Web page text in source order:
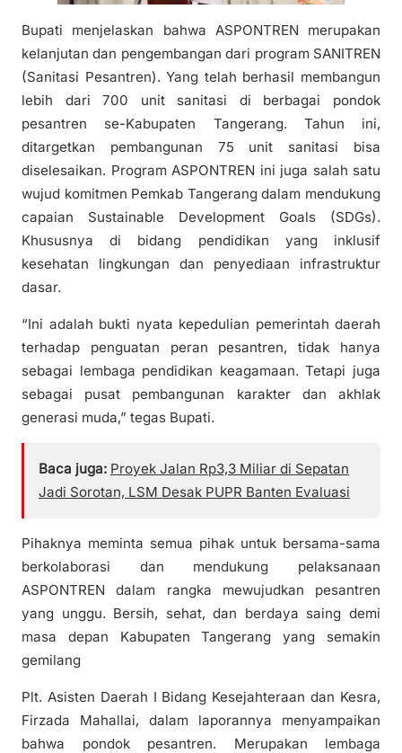
Bupati menjelaskan bahwa ASPONTREN merupakan
kelanjutan dan pengembangan dari program SANITREN
(Sanitasi Pesantren). Yang telah berhasil membangun
lebih dari 700 unit sanitasi di berbagai pondok
pesantren se-Kabupaten Tangerang. Tahun ini,
ditargetkan pembangunan 75 unit sanitasi bisa
diselesaikan. Program ASPONTREN ini juga salah satu
wujud komitmen Pemkab Tangerang dalam mendukung
capaian Sustainable Development Goals (SDGs).
Khususnya di bidang pendidikan yang inklusif
kesehatan lingkungan dan penyediaan infrastruktur
dasar.
“Ini adalah bukti nyata kepedulian pemerintah daerah
terhadap penguatan peran pesantren, tidak hanya
sebagai lembaga pendidikan keagamaan. Tetapi juga
sebagai pusat pembangunan karakter dan akhlak
generasi muda,” tegas Bupati.
Baca juga: Proyek Jalan Rp3,3 Miliar di Sepatan
Jadi Sorotan, LSM Desak PUPR Banten Evaluasi
Pihaknya meminta semua pihak untuk bersama-sama
berkolaborasi dan mendukung pelaksanaan
ASPONTREN dalam rangka mewujudkan pesantren
yang unggu. Bersih, sehat, dan berdaya saing demi
masa depan Kabupaten Tangerang yang semakin
gemilang
Plt. Asisten Daerah I Bidang Kesejahteraan dan Kesra,
Firzada Mahallai, dalam laporannya menyampaikan
bahwa pondok pesantren. Merupakan lembaga